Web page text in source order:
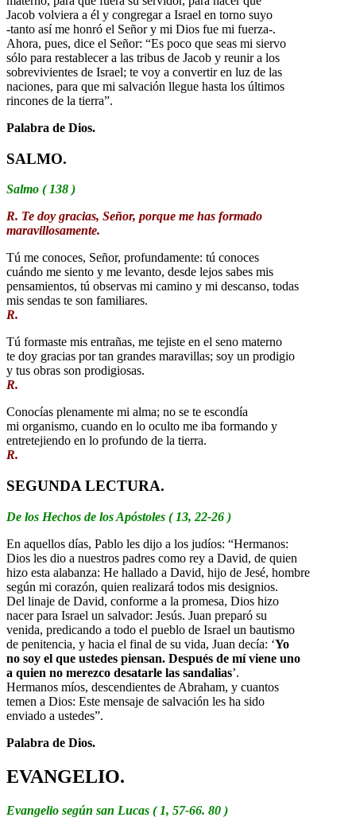
Jacob volviera a él y congregar a Israel en torno suyo
-tanto así me honró el Señor y mi Dios fue mi fuerza-.
Ahora, pues, dice el Señor: “Es poco que seas mi siervo
sólo para restablecer a las tribus de Jacob y reunir a los
sobrevivientes de Israel; te voy a convertir en luz de las
naciones, para que mi salvación llegue hasta los últimos
rincones de la tierra”.
Palabra de Dios.
SALMO.
Salmo ( 138 )
R. Te doy gracias, Señor, porque me has formado
maravillosamente.
Tú me conoces, Señor, profundamente: tú conoces
cuándo me siento y me levanto, desde lejos sabes mis
pensamientos, tú observas mi camino y mi descanso, todas
mis sendas te son familiares.
R.
Tú formaste mis entrañas, me tejiste en el seno materno
te doy gracias por tan grandes maravillas; soy un prodigio
y tus obras son prodigiosas.
R.
Conocías plenamente mi alma; no se te escondía
mi organismo, cuando en lo oculto me iba formando y
entretejiendo en lo profundo de la tierra.
R.
SEGUNDA LECTURA.
De los Hechos de los Apóstoles ( 13, 22-26 )
En aquellos días, Pablo les dijo a los judíos: “Hermanos:
Dios les dio a nuestros padres como rey a David, de quien
hizo esta alabanza: He hallado a David, hijo de Jesé, hombre
según mi corazón, quien realizará todos mis designios.
Del linaje de David, conforme a la promesa, Dios hizo
nacer para Israel un salvador: Jesús. Juan preparó su
venida, predicando a todo el pueblo de Israel un bautismo
de penitencia, y hacia el final de su vida, Juan decía: ‘Yo
no soy el que ustedes piensan. Después de mí viene uno
a quien no merezco desatarle las sandalias’.
Hermanos míos, descendientes de Abraham, y cuantos
temen a Dios: Este mensaje de salvación les ha sido
enviado a ustedes”.
Palabra de Dios.
EVANGELIO.
Evangelio según san Lucas ( 1, 57-66. 80 )